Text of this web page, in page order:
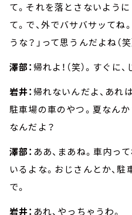
て。それを落とさないよう
て。で、外でバサバサッてね
うな？」って思うんだよね（笑
澤部： 帰れよ！（笑）。すぐに
岩井： 帰れないんだよ、あれ
駐車場の車のやつ。夏なん
なんだよ？
澤部： ああ、まあね。車内っ
いるよな。おじさんとか、
で。
岩井： あれ、やっちゃうわ。